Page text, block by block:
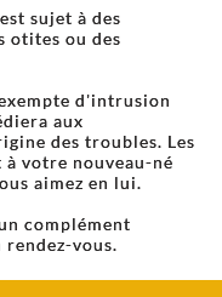
sujet à des
otites ou des
d'intrusion
aux
des troubles. Les
votre nouveau-né
aimez en lui.
complément
vous.